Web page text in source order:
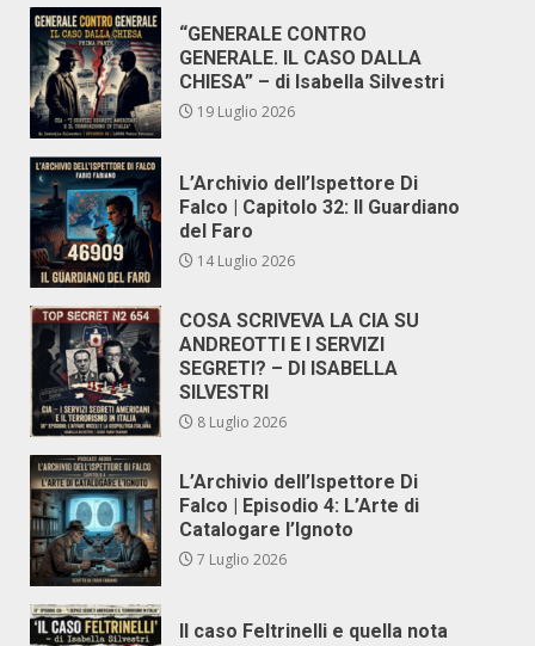
“GENERALE CONTRO
GENERALE. IL CASO DALLA
CHIESA” – di Isabella Silvestri
19 Luglio 2026
L’Archivio dell’Ispettore Di
Falco | Capitolo 32: Il Guardiano
del Faro
14 Luglio 2026
COSA SCRIVEVA LA CIA SU
ANDREOTTI E I SERVIZI
SEGRETI? – DI ISABELLA
SILVESTRI
8 Luglio 2026
L’Archivio dell’Ispettore Di
Falco | Episodio 4: L’Arte di
Catalogare l’Ignoto
7 Luglio 2026
Il caso Feltrinelli e quella nota